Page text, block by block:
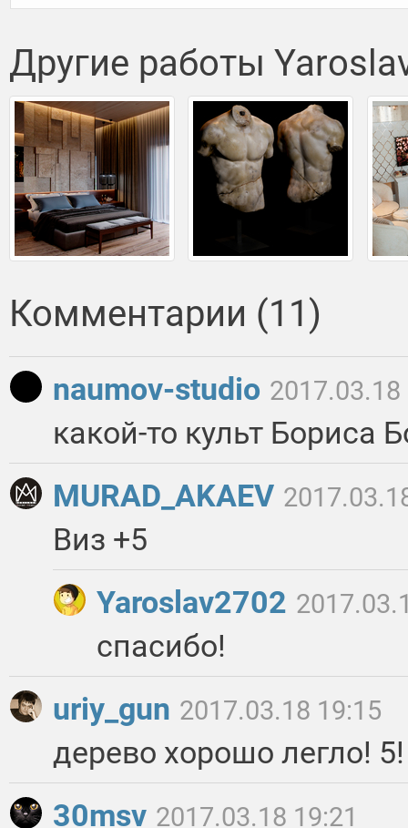
Другие работы
Комментарии (11)
naumov-studio 2017.03.18
какой-то культ Бориса
MURAD_AKAEV
Виз +5
Yaroslav2702
спасибо!
uriy_gun 2017.03.18 19:15
дерево хорошо легло! 5!
30msv 2017.03.18 19:21